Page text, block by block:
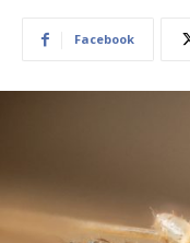
Facebook